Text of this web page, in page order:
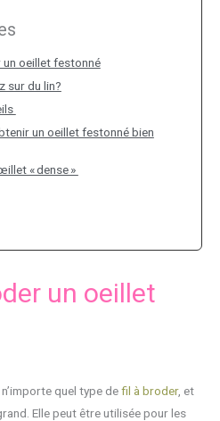
oeillet festonné
sur du lin?
un oeillet festonné bien
« dense »
un oeillet
quel type defil à broder, et
Elle peut être utilisée pour les